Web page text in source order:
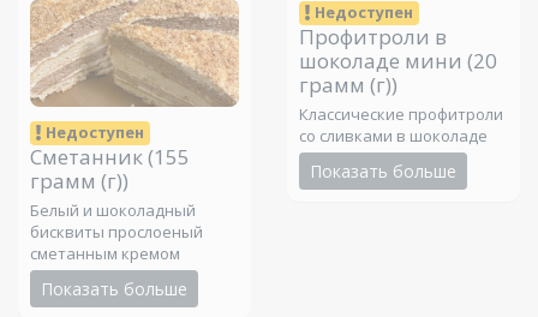
Недоступен
Сметанник (155
грамм (г))
Белый и шоколадный
бисквиты прослоеный
сметанным кремом
Показать больше
Недоступен
Профитроли в
шоколаде мини (20
грамм (г))
Классические профитроли
со сливками в шоколаде
Показать больше